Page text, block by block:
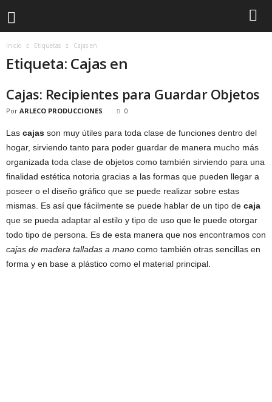
Inicio Etiquetas Cajas en
Etiqueta: Cajas en
Cajas: Recipientes para Guardar Objetos
Por ARLECO PRODUCCIONES 0
Las cajas son muy útiles para toda clase de funciones dentro del
hogar, sirviendo tanto para poder guardar de manera mucho más
organizada toda clase de objetos como también sirviendo para una
finalidad estética notoria gracias a las formas que pueden llegar a
poseer o el diseño gráfico que se puede realizar sobre estas
mismas. Es así que fácilmente se puede hablar de un tipo de caja
que se pueda adaptar al estilo y tipo de uso que le puede otorgar
todo tipo de persona. Es de esta manera que nos encontramos con
cajas de madera talladas a mano como también otras sencillas en
forma y en base a plástico como el material principal.